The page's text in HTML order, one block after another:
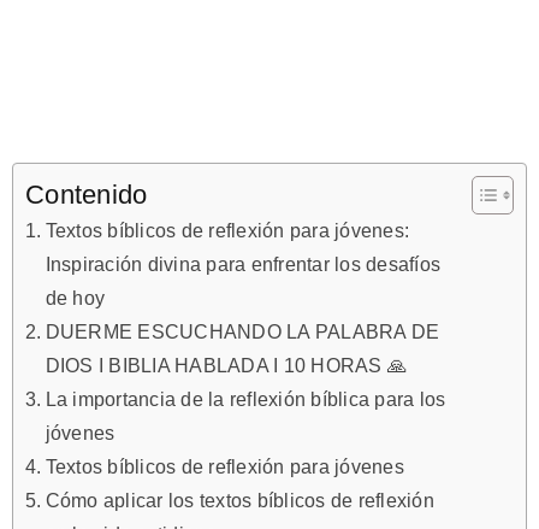
Contenido
Textos bíblicos de reflexión para jóvenes:
Inspiración divina para enfrentar los desafíos
de hoy
DUERME ESCUCHANDO LA PALABRA DE
DIOS I BIBLIA HABLADA I 10 HORAS 🙏
La importancia de la reflexión bíblica para los
jóvenes
Textos bíblicos de reflexión para jóvenes
Cómo aplicar los textos bíblicos de reflexión